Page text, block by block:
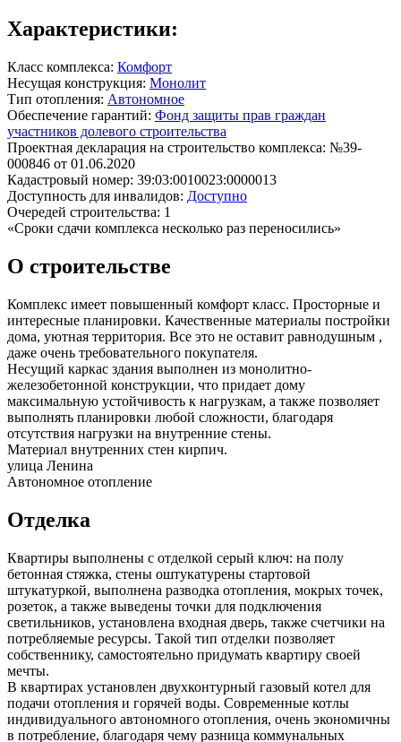
Характеристики:
Класс комплекса: Комфорт
Несущая конструкция: Монолит
Тип отопления: Автономное
Обеспечение гарантий: Фонд защиты прав граждан
участников долевого строительства
Проектная декларация на строительство комплекса: №39-
000846 от 01.06.2020
Кадастровый номер: 39:03:0010023:0000013
Доступность для инвалидов: Доступно
Очередей строительства: 1
«Сроки сдачи комплекса несколько раз переносились»
О строительстве
Комплекс имеет повышенный комфорт класс. Просторные и
интересные планировки. Качественные материалы постройки
дома, уютная территория. Все это не оставит равнодушным ,
даже очень требовательного покупателя.
Несущий каркас здания выполнен из монолитно-
железобетонной конструкции, что придает дому
максимальную устойчивость к нагрузкам, а также позволяет
выполнять планировки любой сложности, благодаря
отсутствия нагрузки на внутренние стены.
Материал внутренних стен кирпич.
улица Ленина
Автономное отопление
Отделка
Квартиры выполнены с отделкой серый ключ: на полу
бетонная стяжка, стены оштукатурены стартовой
штукатуркой, выполнена разводка отопления, мокрых точек,
розеток, а также выведены точки для подключения
светильников, установлена входная дверь, также счетчики на
потребляемые ресурсы. Такой тип отделки позволяет
собственнику, самостоятельно придумать квартиру своей
мечты.
В квартирах установлен двухконтурный газовый котел для
подачи отопления и горячей воды. Современные котлы
индивидуального автономного отопления, очень экономичны
в потребление, благодаря чему разница коммунальных